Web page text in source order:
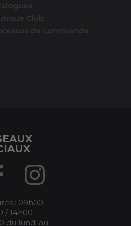
Club
de commande
: 09h00 -
/ 14h00 -
du lundi au